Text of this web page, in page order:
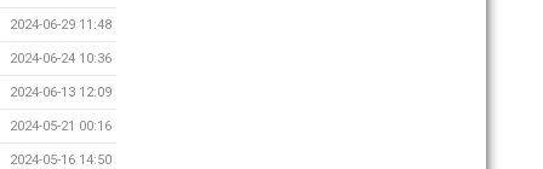
2024-06-29 11:48
2024-06-24 10:36
2024-06-13 12:09
2024-05-21 00:16
2024-05-16 14:50